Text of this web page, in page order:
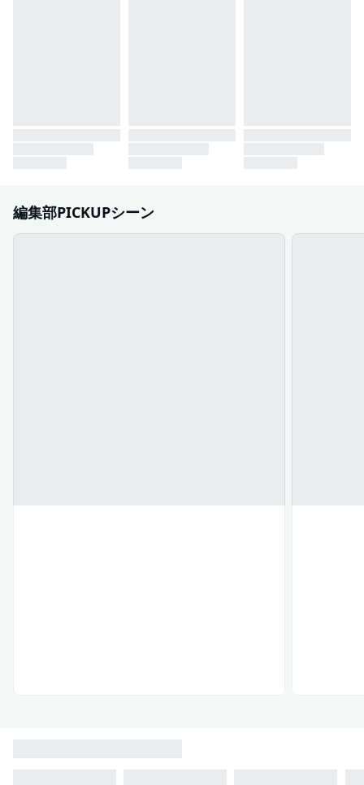
編集部PICKUPシーン